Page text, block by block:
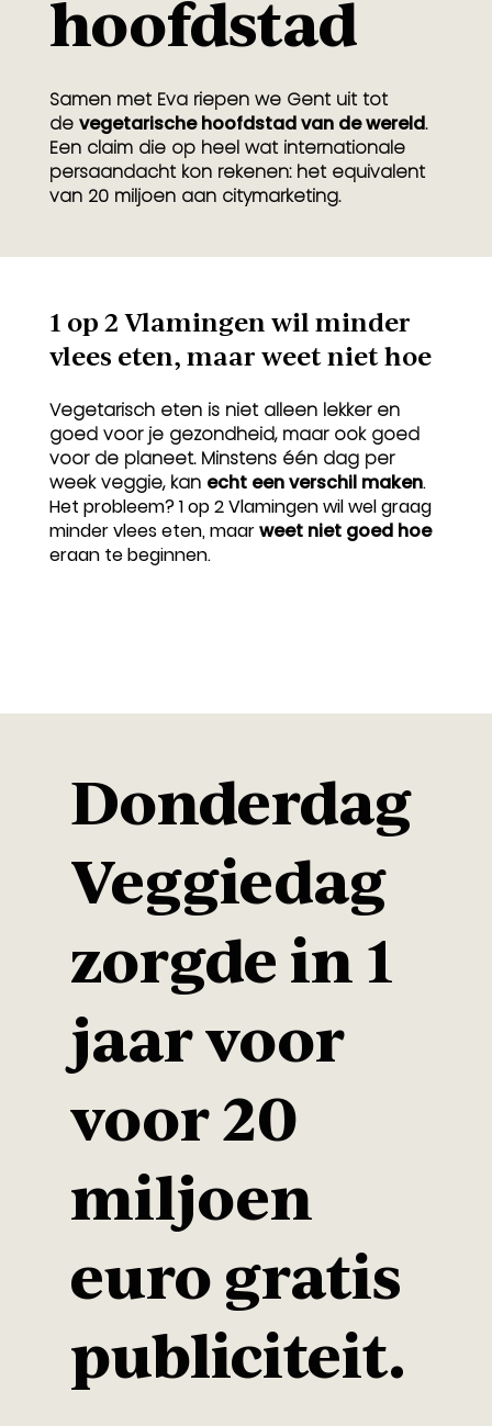
Donderdag
Veggiedag
zorgde in 1
jaar voor
voor 20
miljoen
euro gratis
publiciteit.
hoofdstad
Samen met Eva riepen we Gent uit tot
de vegetarische hoofdstad van de wereld.
Een claim die op heel wat internationale
persaandacht kon rekenen: het equivalent
van 20 miljoen aan citymarketing.
1 op 2 Vlamingen wil minder
vlees eten, maar weet niet hoe
Vegetarisch eten is niet alleen lekker en
goed voor je gezondheid, maar ook goed
voor de planeet. Minstens één dag per
week veggie, kan echt een verschil maken.
Het probleem? 1 op 2 Vlamingen wil wel graag
minder vlees eten, maarweet niet goed hoe
eraan te beginnen.